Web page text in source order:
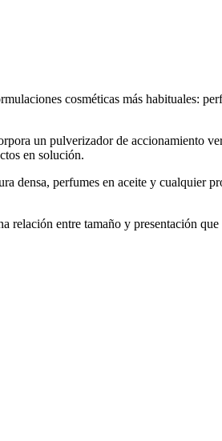
cosméticas más habituales:
un pulverizador de accionamiento
en solución.
densa, perfumes en aceite y cualquier
relación entre tamaño y presentación